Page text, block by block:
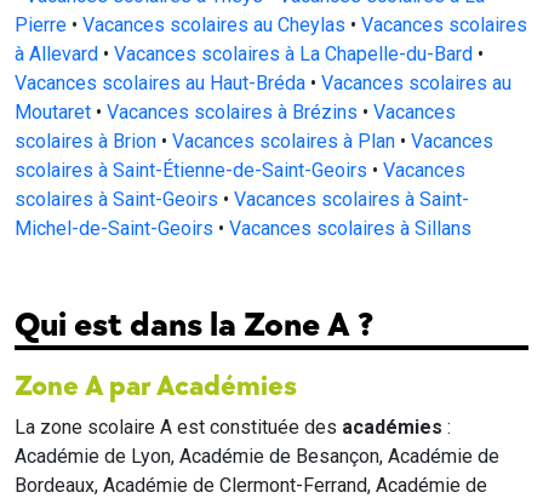
Pierre • Vacances scolaires au Cheylas • Vacances scolaires
à Allevard • Vacances scolaires à La Chapelle-du-Bard •
Vacances scolaires au Haut-Bréda • Vacances scolaires au
Moutaret • Vacances scolaires à Brézins • Vacances
scolaires à Brion • Vacances scolaires à Plan • Vacances
scolaires à Saint-Étienne-de-Saint-Geoirs • Vacances
scolaires à Saint-Geoirs • Vacances scolaires à Saint-
Michel-de-Saint-Geoirs • Vacances scolaires à Sillans
Qui est dans la Zone A ?
Zone A par Académies
La zone scolaire A est constituée des académies :
Académie de Lyon, Académie de Besançon, Académie de
Bordeaux, Académie de Clermont-Ferrand, Académie de